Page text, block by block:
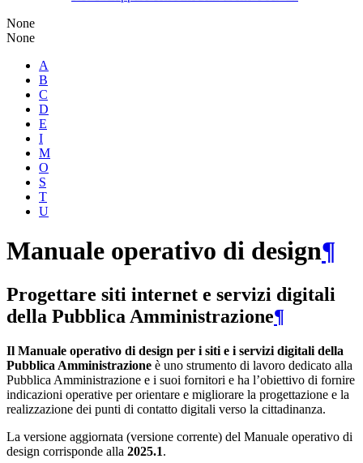
None
None
A
B
C
D
E
I
M
O
S
T
U
Manuale operativo di design¶
Progettare siti internet e servizi digitali
della Pubblica Amministrazione¶
Il Manuale operativo di design per i siti e i servizi digitali della
Pubblica Amministrazione è uno strumento di lavoro dedicato alla
Pubblica Amministrazione e i suoi fornitori e ha l’obiettivo di fornire
indicazioni operative per orientare e migliorare la progettazione e la
realizzazione dei punti di contatto digitali verso la cittadinanza.
La versione aggiornata (versione corrente) del Manuale operativo di
design corrisponde alla 2025.1.